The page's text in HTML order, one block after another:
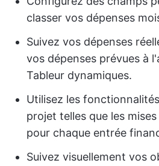
classer vos dépenses
Suivez vos dépenses
vos dépenses prévues à
Tableur dynamiques.
Utilisez les
projet telles que les
pour chaque entrée
Suivez visuellement vos